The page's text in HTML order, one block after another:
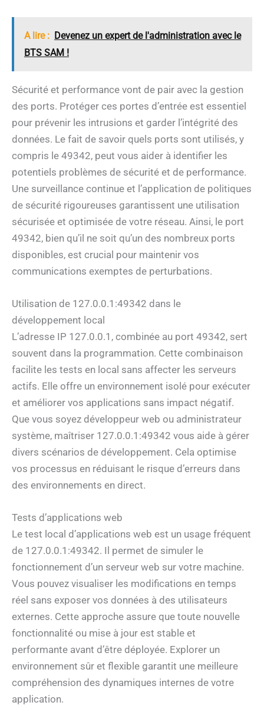
A lire : Devenez un expert de l'administration avec le
BTS SAM !
Sécurité et performance vont de pair avec la gestion
des ports. Protéger ces portes d’entrée est essentiel
pour prévenir les intrusions et garder l’intégrité des
données. Le fait de savoir quels ports sont utilisés, y
compris le 49342, peut vous aider à identifier les
potentiels problèmes de sécurité et de performance.
Une surveillance continue et l’application de politiques
de sécurité rigoureuses garantissent une utilisation
sécurisée et optimisée de votre réseau. Ainsi, le port
49342, bien qu’il ne soit qu’un des nombreux ports
disponibles, est crucial pour maintenir vos
communications exemptes de perturbations.
Utilisation de 127.0.0.1:49342 dans le
développement local
L’adresse IP 127.0.0.1, combinée au port 49342, sert
souvent dans la programmation. Cette combinaison
facilite les tests en local sans affecter les serveurs
actifs. Elle offre un environnement isolé pour exécuter
et améliorer vos applications sans impact négatif.
Que vous soyez développeur web ou administrateur
système, maîtriser 127.0.0.1:49342 vous aide à gérer
divers scénarios de développement. Cela optimise
vos processus en réduisant le risque d’erreurs dans
des environnements en direct.
Tests d’applications web
Le test local d’applications web est un usage fréquent
de 127.0.0.1:49342. Il permet de simuler le
fonctionnement d’un serveur web sur votre machine.
Vous pouvez visualiser les modifications en temps
réel sans exposer vos données à des utilisateurs
externes. Cette approche assure que toute nouvelle
fonctionnalité ou mise à jour est stable et
performante avant d’être déployée. Explorer un
environnement sûr et flexible garantit une meilleure
compréhension des dynamiques internes de votre
application.